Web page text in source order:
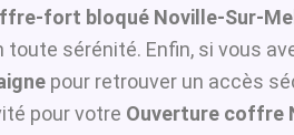
fort bloqué Noville-Sur-
toute sérénité. Enfin, si vous
pour retrouver un accès
pour votre Ouverture coffre